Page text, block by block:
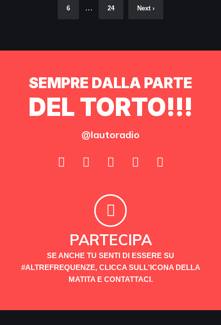
6 … 24 Next ›
SEMPRE DALLA PARTE
DEL TORTO!!!
@lautoradio
PARTECIPA
SE ANCHE TU SENTI DI ESSERE SU
#ALTREFREQUENZE, CLICCA SULL'ICONA DELLA
MATITA E CONTATTACI.